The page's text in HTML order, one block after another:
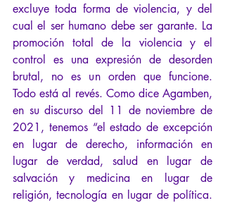
excluye toda forma de violencia, y del
cual el ser humano debe ser garante. La
promoción total de la violencia y el
control es una expresión de desorden
brutal, no es un orden que funcione.
Todo está al revés. Como dice Agamben,
en su discurso del 11 de noviembre de
2021, tenemos “el estado de excepción
en lugar de derecho, información en
lugar de verdad, salud en lugar de
salvación y medicina en lugar de
religión, tecnología en lugar de política.